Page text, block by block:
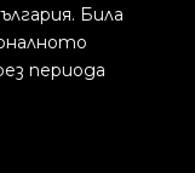
Била
периода